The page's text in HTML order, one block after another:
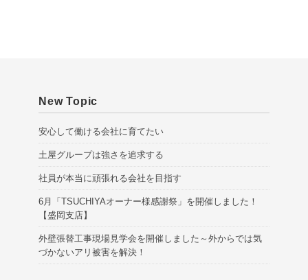
New Topic
安心して働ける会社に育てたい
土屋グループは強さを追求する
社員が本当に頑張れる会社を目指す
6月「TSUCHIYAオーナー様感謝祭」を開催しました！
【盛岡支店】
外壁張替工事現場見学会を開催しました～外からでは気
づかないアリ被害を解決！